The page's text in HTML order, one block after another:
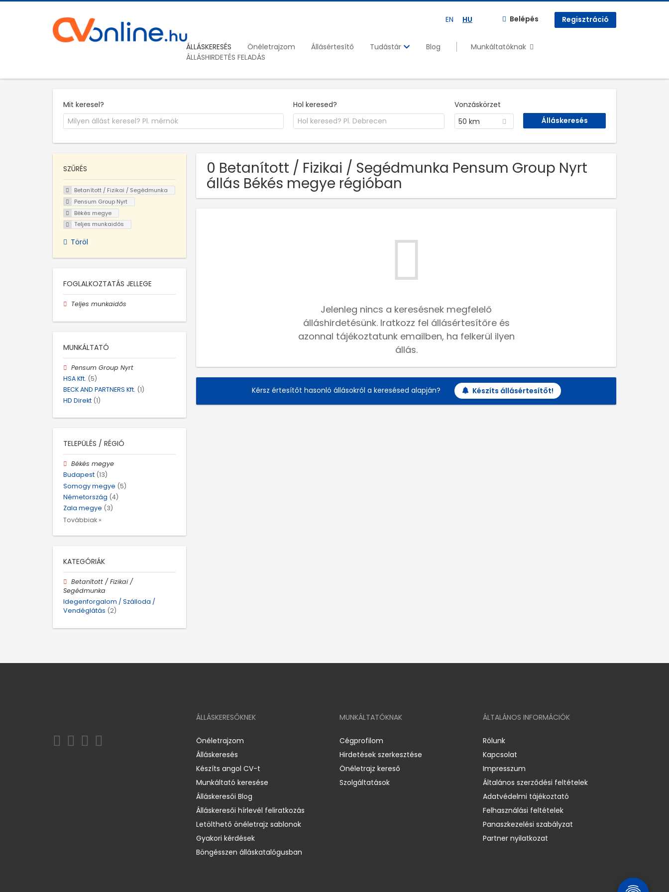
EN HU Belépés Regisztráció
ÁLLÁSKERESÉS Önéletrajzom Állásértesítő Tudástár Blog
Munkáltatóknak
ÁLLÁSHIRDETÉS FELADÁS
Mit keresel? Hol keresed?
Vonzáskörzet
50 km
0 Betanított / Fizikai / Segédmunka Pensum Group Nyrt
állás Békés megye régióban
Jelenleg nincs a keresésnek megfelelő
álláshirdetésünk. Iratkozz fel állásértesítőre és
azonnal tájékoztatunk emailben, ha felkerül ilyen
állás.
Kérsz értesítőt hasonló állásokról a keresésed alapján? Készíts állásértesítőt!
SZŰRÉS
Betanított / Fizikai / Segédmunka
Pensum Group Nyrt
Békés megye
Teljes munkaidős
Töröl
FOGLALKOZTATÁS JELLEGE
Teljes munkaidős
MUNKÁLTATÓ
Pensum Group Nyrt
HSA Kft. (5)
BECK AND PARTNERS Kft. (1)
HD Direkt (1)
TELEPÜLÉS / RÉGIÓ
Békés megye
Budapest (13)
Somogy megye (5)
Németország (4)
Zala megye (3)
Továbbiak »
KATEGÓRIÁK
Betanított / Fizikai /
Segédmunka
Idegenforgalom / Szálloda /
Vendéglátás (2)
ÁLLÁSKERESŐKNEK
Önéletrajzom
Álláskeresés
Készíts angol CV-t
Munkáltató keresése
Álláskeresői Blog
Álláskeresői hírlevél feliratkozás
Letölthető önéletrajz sablonok
Gyakori kérdések
Böngésszen álláskatalógusban
MUNKÁLTATÓKNAK
Cégprofilom
Hirdetések szerkesztése
Önéletrajz kereső
Szolgáltatások
ÁLTALÁNOS INFORMÁCIÓK
Rólunk
Kapcsolat
Impresszum
Általános szerződési feltételek
Adatvédelmi tájékoztató
Felhasználási feltételek
Panaszkezelési szabályzat
Partner nyilatkozat